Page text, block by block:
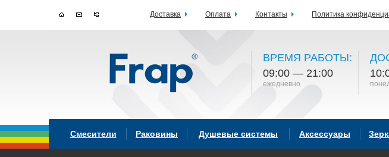
ВРЕМЯ РАБОТЫ:
09:00 — 21:00
ежедневно
Смесители Раковины Душевые системы Аксессуары
Доставка Оплата Контакты Политика